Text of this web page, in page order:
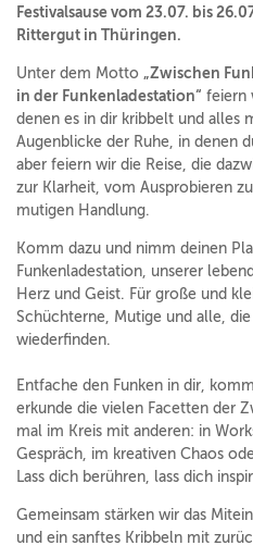
Festivalsause vom 23.07. bis
Rittergut in Thüringen.
Unter dem Motto „Zwischen
in der Funkenladestation“ feiern
denen es in dir kribbelt und alles
Augenblicke der Ruhe, in denen
aber feiern wir die Reise, die
zur Klarheit, vom Ausprobieren
mutigen Handlung.
Komm dazu und nimm deinen
Funkenladestation, unserer
Herz und Geist. Für große und
Schüchterne, Mutige und alle,
wiederfinden.
Entfache den Funken in dir,
erkunde die vielen Facetten der
mal im Kreis mit anderen: in
Gespräch, im kreativen Chaos
Lass dich berühren, lass dich
Gemeinsam stärken wir das
und ein sanftes Kribbeln mit